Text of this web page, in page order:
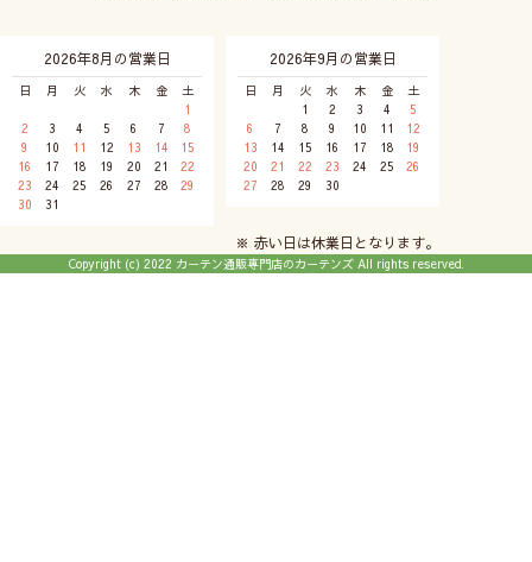
2026年8月の営業日
日 月 火 水 木 金
土
1
2
3 4 5 6 7
8
9
10 11 12 13 14
15
16
17 18 19 20 21
22
23
24 25 26 27 28
29
30
31
2026年9月の営業日
日 月 火 水 木 金
土
1
2 3 4
5
6
7 8 9 10 11
12
13
14 15 16 17 18
19
20
21 22 23 24 25
26
27
28 29 30
※ 赤い日は休業日となります。
Copyright (c) 2022 カーテン通販専門店のカーテンズ All rights reserved.